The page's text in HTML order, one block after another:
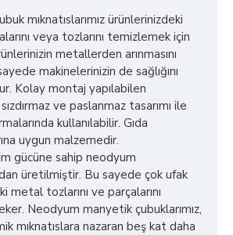
mıknatıslarımız ürünlerinizdeki
veya tozlarını temizlemek için
metallerden arınmasını
makinelerinizin de sağlığını
Kolay montaj yapılabilen
ve paslanmaz tasarımı ile
kullanılabilir. Gıda
uygun malzemedir.
gücüne sahip neodyum
üretilmiştir. Bu sayede çok ufak
metal tozlarını ve parçalarını
Neodyum manyetik çubuklarımız,
mıknatıslara nazaran beş kat daha